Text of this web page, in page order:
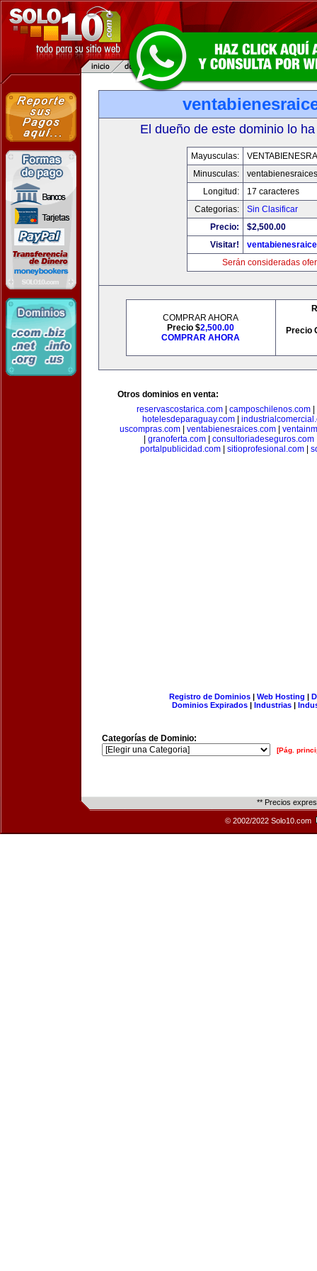
El dueño de este dominio lo
Mayusculas:
Minusculas:
Longitud:
17 caracteres
Categorias:
Sin Clasificar
Precio:
$2,500.00
Visitar!
Serán consideradas
COMPRAR AHORA
Precio $2,500.00
COMPRAR AHORA
Precio
Otros dominios en venta:
reservascostarica.com
camposchilenos.com
hotelesdeparaguay.com|
uscompras.com| ventabienesraices.com|
granoferta.com| consultoriadeseguros.com
portalpublicidad.com
sitioprofesional.com
Registro de Dominios| Web Hosting |
Dominios Expirados | Industrias |
Categorías de Dominio:
[Pág.
** Precios
© 2002/2022 Solo10.com